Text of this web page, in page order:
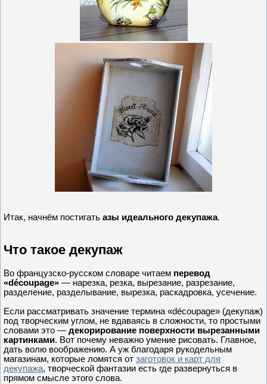
Итак, начнём постигать азы идеального декупажа.
Что такое декупаж
Во французско-русском словаре читаем перевод
«découpage» — нарезка, резка, вырезание, разрезание,
разделение, разделывание, вырезка, раскадровка, усечение.
Если рассматривать значение термина «découpage» (декупаж)
под творческим углом, не вдаваясь в сложности, то простыми
словами это — декорирование поверхности вырезанными
картинками. Вот почему неважно умение рисовать. Главное,
дать волю воображению. А уж благодаря рукодельным
магазинам, которые ломятся от заготовок и карт для
декупажа, творческой фантазии есть где развернуться в
прямом смысле этого слова.